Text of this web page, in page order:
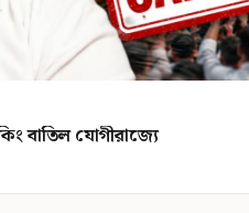
বাতিল যোগীরাজ্যে